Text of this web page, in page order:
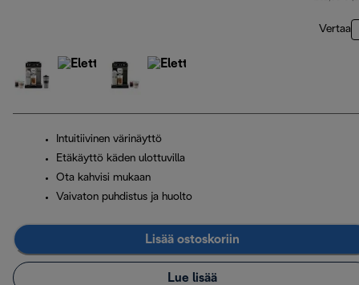
Vertaa
Intuitiivinen värinäyttö
Etäkäyttö käden ulottuvilla
Ota kahvisi mukaan
Vaivaton puhdistus ja huolto
Lisää ostoskoriin
Lue lisää